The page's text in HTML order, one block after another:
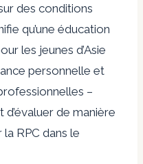
des conditions
qu’une éducation
les jeunes d’Asie
personnelle et
–
de manière
RPC dans le